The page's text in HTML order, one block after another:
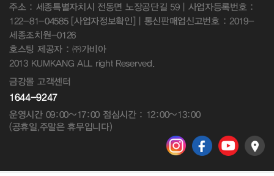
주소 : 세종특별자치시 전동면 노장공단길 59 | 사업자등록번호 :
122-81-04585 [사업자정보확인] | 통신판매업신고번호 : 2019-
세종조치원-0126
호스팅 제공자 : ㈜가비아
2013 KUMKANG ALL right Reserved.
금강몰 고객센터
1644-9247
운영시간 09:00~17:00 점심시간 : 12:00~13:00
(공휴일,주말은 휴무입니다)